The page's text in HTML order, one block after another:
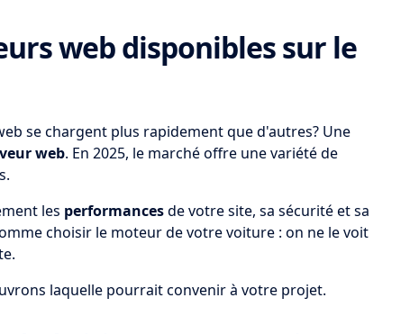
web disponibles sur le
se chargent plus rapidement que d'autres? Une
web. En 2025, le marché offre une variété de
les performancesde votre site, sa sécurité et sa
choisir le moteur de votre voiture : on ne le voit
laquelle pourrait convenir à votre projet.